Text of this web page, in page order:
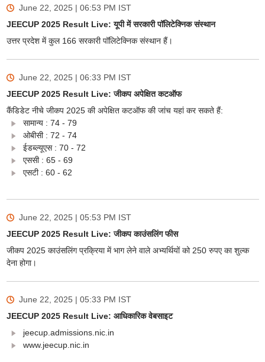
June 22, 2025 | 06:53 PM IST
JEECUP 2025 Result Live: यूपी में सरकारी पॉलिटेक्निक संस्थान
उत्तर प्रदेश में कुल 166 सरकारी पॉलिटेक्निक संस्थान हैं।
June 22, 2025 | 06:33 PM IST
JEECUP 2025 Result Live: जीकप अपेक्षित कटऑफ
कैंडिडेट नीचे जीकप 2025 की अपेक्षित कटऑफ की जांच यहां कर सकते हैं:
सामान्य : 74 - 79
ओबीसी : 72 - 74
ईडब्ल्यूएस : 70 - 72
एससी : 65 - 69
एसटी : 60 - 62
June 22, 2025 | 05:53 PM IST
JEECUP 2025 Result Live: जीकप काउंसलिंग फीस
जीकप 2025 काउंसलिंग प्रक्रिया में भाग लेने वाले अभ्यर्थियों को 250 रुपए का शुल्क
देना होगा।
June 22, 2025 | 05:33 PM IST
JEECUP 2025 Result Live: आधिकारिक वेबसाइट
jeecup.admissions.nic.in
www.jeecup.nic.in